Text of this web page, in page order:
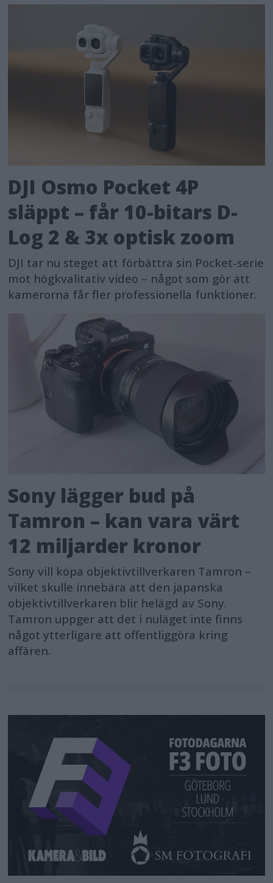
DJI Osmo Pocket 4P
släppt – får 10-bitars D-
Log 2 & 3x optisk zoom
DJI tar nu steget att förbättra sin Pocket-serie
mot högkvalitativ video – något som gör att
kamerorna får fler professionella funktioner.
Sony lägger bud på
Tamron – kan vara värt
12 miljarder kronor
Sony vill köpa objektivtillverkaren Tamron –
vilket skulle innebära att den japanska
objektivtillverkaren blir helägd av Sony.
Tamron uppger att det i nuläget inte finns
något ytterligare att offentliggöra kring
affären.